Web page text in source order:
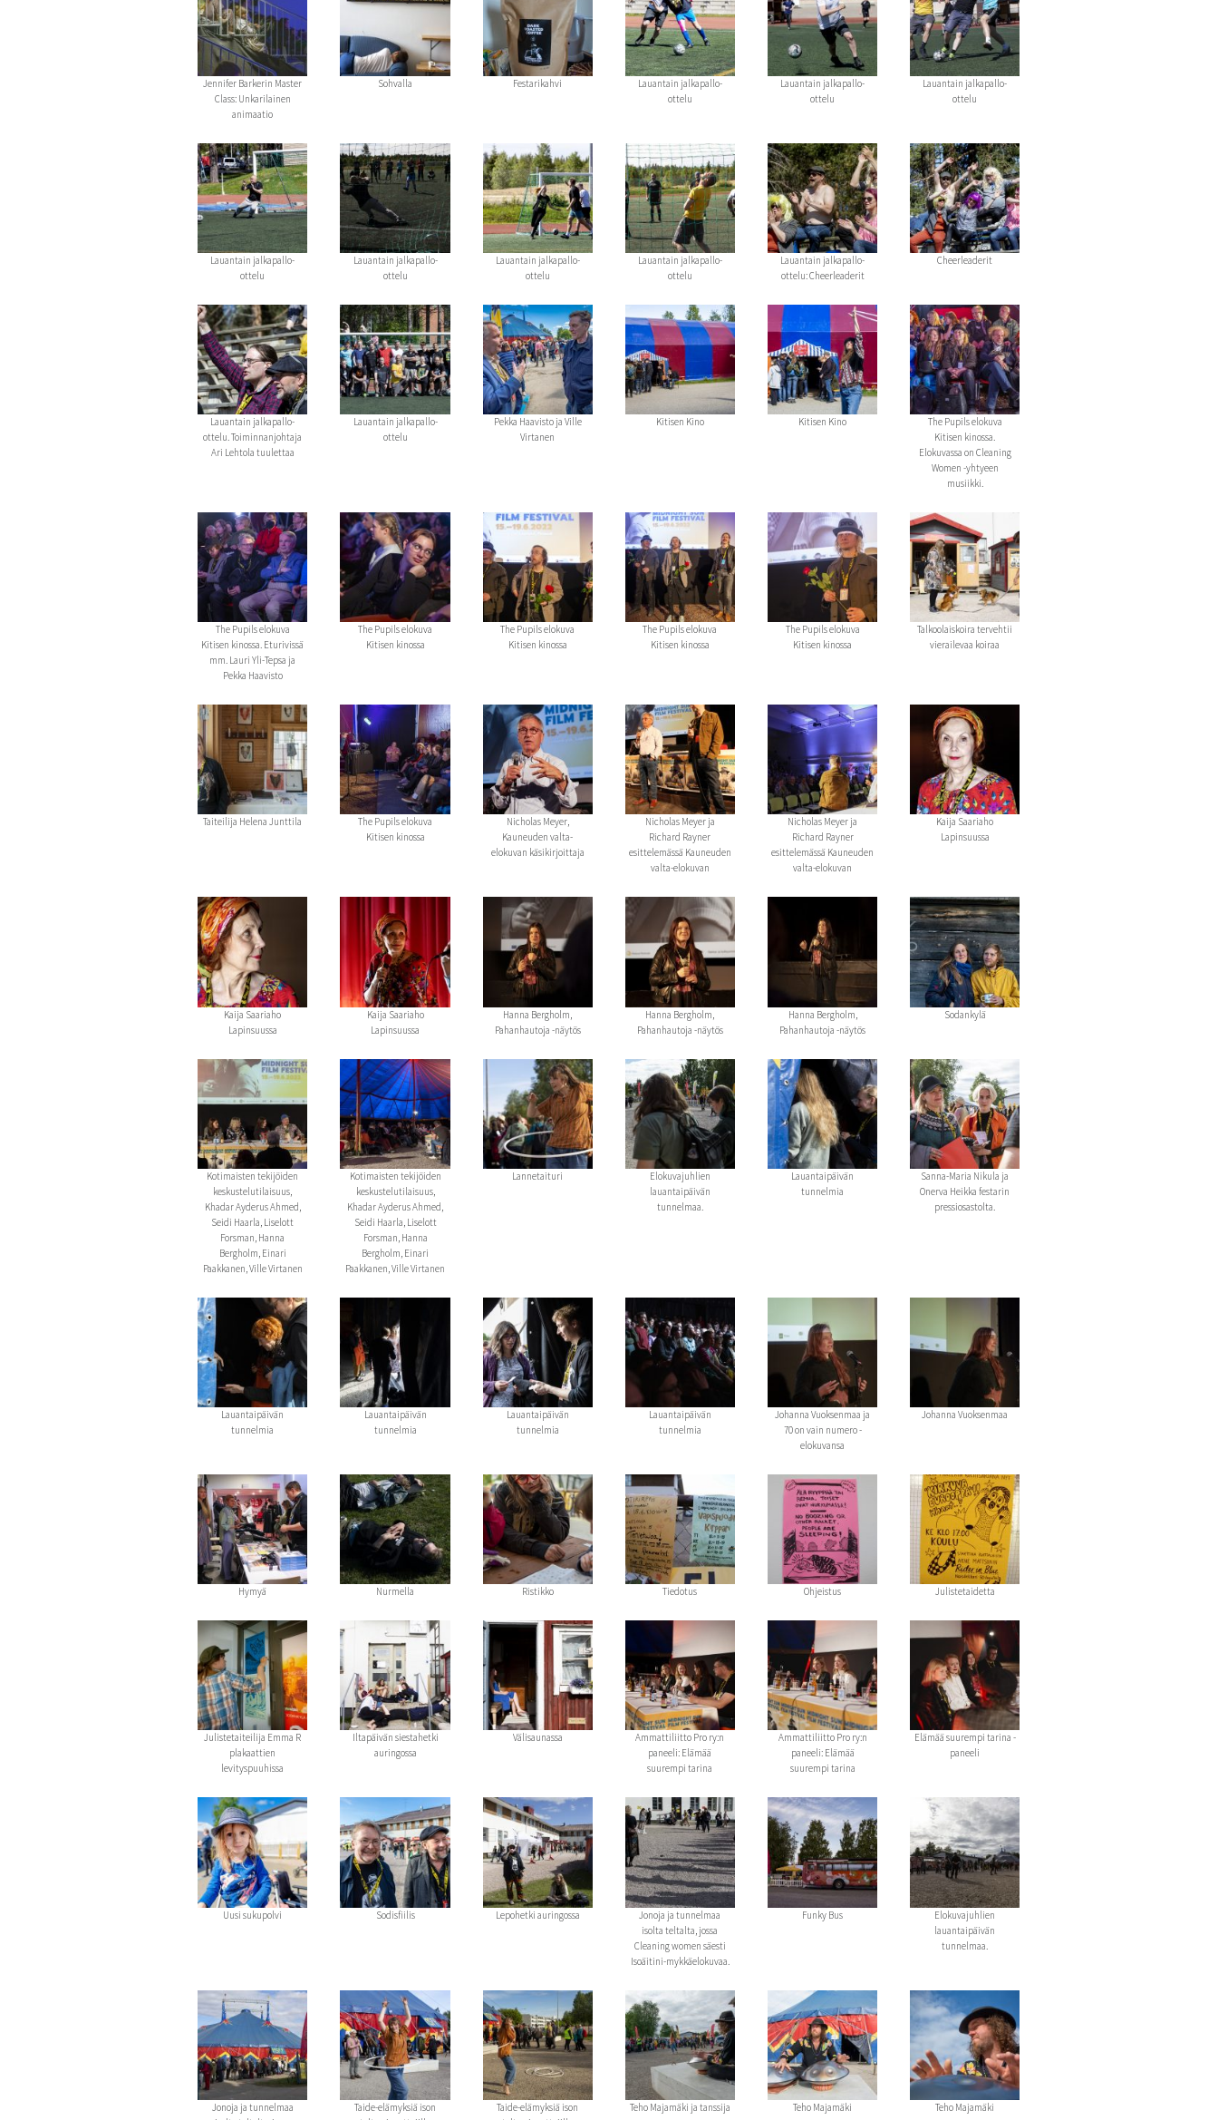
Jennifer Barkerin Master
Class: Unkarilainen
animaatio
Sohvalla Festarikahvi
Lauantain jalkapallo-
ottelu
Lauantain jalkapallo-
ottelu
Lauantain jalkapallo-
ottelu
Lauantain jalkapallo-
ottelu
Lauantain jalkapallo-
ottelu
Lauantain jalkapallo-
ottelu
Lauantain jalkapallo-
ottelu
Lauantain jalkapallo-
ottelu: Cheerleaderit
Cheerleaderit
Lauantain jalkapallo-
ottelu. Toiminnanjohtaja
Ari Lehtola tuulettaa
Lauantain jalkapallo-
ottelu
Pekka Haavisto ja Ville
Virtanen
Kitisen Kino Kitisen Kino
The Pupils elokuva
Kitisen kinossa.
Elokuvassa on Cleaning
Women -yhtyeen
musiikki.
The Pupils elokuva
Kitisen kinossa. Eturivissä
mm. Lauri Yli-Tepsa ja
Pekka Haavisto
The Pupils elokuva
Kitisen kinossa
The Pupils elokuva
Kitisen kinossa
The Pupils elokuva
Kitisen kinossa
The Pupils elokuva
Kitisen kinossa
Talkoolaiskoira tervehtii
vierailevaa koiraa
Taiteilija Helena Junttila
The Pupils elokuva
Kitisen kinossa
Nicholas Meyer,
Kauneuden valta-
elokuvan käsikirjoittaja
Nicholas Meyer ja
Richard Rayner
esittelemässä Kauneuden
valta-elokuvan
Nicholas Meyer ja
Richard Rayner
esittelemässä Kauneuden
valta-elokuvan
Kaija Saariaho
Lapinsuussa
Kaija Saariaho
Lapinsuussa
Kaija Saariaho
Lapinsuussa
Hanna Bergholm,
Pahanhautoja -näytös
Hanna Bergholm,
Pahanhautoja -näytös
Hanna Bergholm,
Pahanhautoja -näytös
Sodankylä
Kotimaisten tekijöiden
keskustelutilaisuus,
Khadar Ayderus Ahmed,
Seidi Haarla, Liselott
Forsman, Hanna
Bergholm, Einari
Paakkanen, Ville Virtanen
Kotimaisten tekijöiden
keskustelutilaisuus,
Khadar Ayderus Ahmed,
Seidi Haarla, Liselott
Forsman, Hanna
Bergholm, Einari
Paakkanen, Ville Virtanen
Lannetaituri
Elokuvajuhlien
lauantaipäivän
tunnelmaa.
Lauantaipäivän
tunnelmia
Sanna-Maria Nikula ja
Onerva Heikka festarin
pressiosastolta.
Lauantaipäivän
tunnelmia
Lauantaipäivän
tunnelmia
Lauantaipäivän
tunnelmia
Lauantaipäivän
tunnelmia
Johanna Vuoksenmaa ja
70 on vain numero -
elokuvansa
Johanna Vuoksenmaa
Hymyä Nurmella Ristikko Tiedotus Ohjeistus Julistetaidetta
Julistetaiteilija Emma R
plakaattien
levityspuuhissa
Iltapäivän siestahetki
auringossa
Välisaunassa
Ammattiliitto Pro ry:n
paneeli: Elämää
suurempi tarina
Ammattiliitto Pro ry:n
paneeli: Elämää
suurempi tarina
Elämää suurempi tarina -
paneeli
Uusi sukupolvi Sodisfiilis Lepohetki auringossa
Jonoja ja tunnelmaa
isolta teltalta, jossa
Cleaning women säesti
Isoäitini-mykkäelokuvaa.
Funky Bus
Elokuvajuhlien
lauantaipäivän
tunnelmaa.
Jonoja ja tunnelmaa
Taide-elämyksiä ison
Taide-elämyksiä ison
Teho Majamäki ja tanssija Teho Majamäki Teho Majamäki